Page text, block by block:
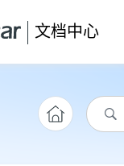
文档中心